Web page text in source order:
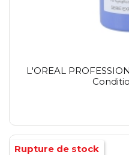
L'OREAL
Rupture de stock